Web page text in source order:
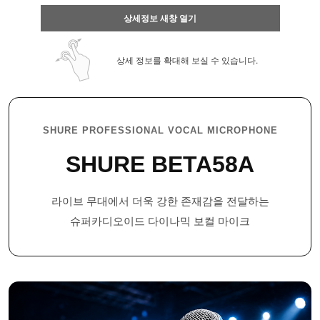
페이코 ID로 페
상세정보 새창 열기
상세 정보를 확대해 보실 수 있습니다.
SHURE PROFESSIONAL VOCAL MICROPHONE
SHURE BETA58A
라이브 무대에서 더욱 강한 존재감을 전달하는
슈퍼카디오이드 다이나믹 보컬 마이크